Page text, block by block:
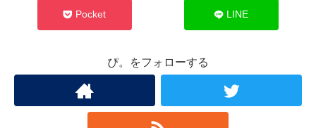
Pocket LINE
ぴ。をフォローする